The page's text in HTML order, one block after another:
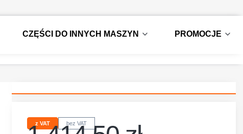
CZĘŚCI DO INNYCH MASZYN PROMOCJE
z VAT bez VAT